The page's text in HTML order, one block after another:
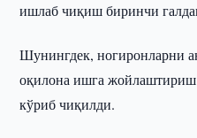
ишлаб чиқиш биринчи
Шунингдек, ногиронларни
оқилона ишга жойлаштириш
кўриб чиқилди.